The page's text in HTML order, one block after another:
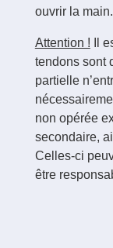
ouvrir la
Attention ! Il
tendons sont
partielle
non opérée
secondaire,
Celles-ci
être